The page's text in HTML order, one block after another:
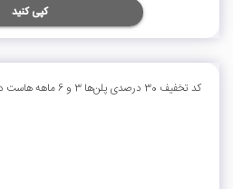
کپی کنید
کد تخفیف 30 درصدی پلن‌ها 3 و 6 ماهه هاست دانلود های دیتا تا پایان شنبه 9بهمن